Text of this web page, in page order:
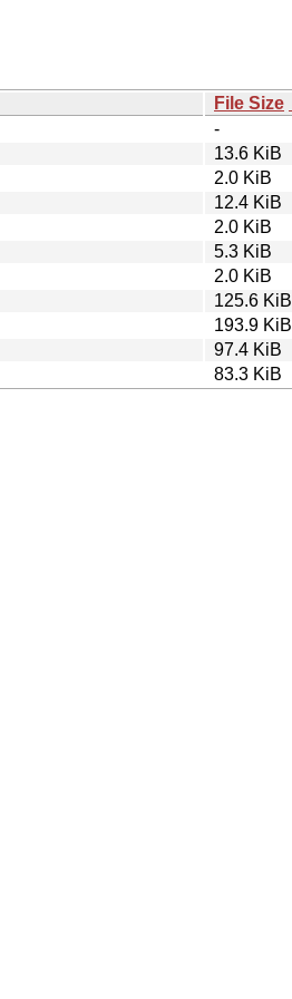
File Size
-
13.6 KiB
2.0 KiB
12.4 KiB
2.0 KiB
5.3 KiB
2.0 KiB
125.6 KiB
193.9 KiB
97.4 KiB
83.3 KiB